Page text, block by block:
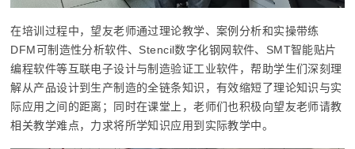
在培训过程中，望友老师通过理论教学、案例分析和实操带练
DFM可制造性分析软件、Stencil数字化钢网软件、SMT智能贴片
编程软件等互联电子设计与制造验证工业软件，帮助学生们深刻理
解从产品设计到生产制造的全链条知识，有效缩短了理论知识与实
际应用之间的距离；同时在课堂上，老师们也积极向望友老师请教
相关教学难点，力求将所学知识应用到实际教学中。